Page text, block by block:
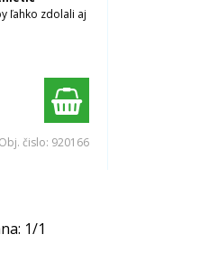
ľahko zdolali aj
Obj. čislo: 920166
1/1